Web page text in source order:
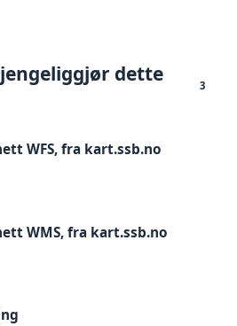
dette
3
WFS, fra kart.ssb.no
WMS, fra kart.ssb.no